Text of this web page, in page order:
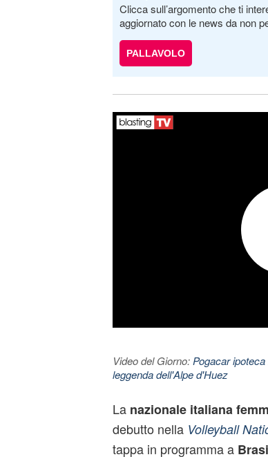
Clicca sull’argomento che ti
aggiornato con le news da non
PALLAVOLO
Video del Giorno: Pogacar
leggenda dell'Alpe d'Huez
La nazionale italiana
debutto nella Volleyball
tappa in programma a